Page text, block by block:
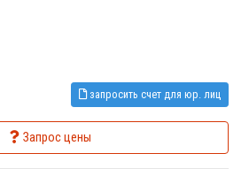
запросить счет для юр. лиц
Запрос цены